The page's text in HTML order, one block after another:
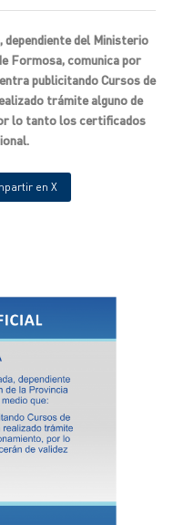
del Ministerio
Formosa, comunica por
publicitando Cursos de
trámite alguno de
lo tanto los certificados
en X